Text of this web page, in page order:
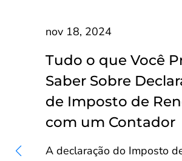
nov 18, 2024
Tudo o que Você
Saber Sobre
de Imposto de
com um Contador
A declaração do Imposto